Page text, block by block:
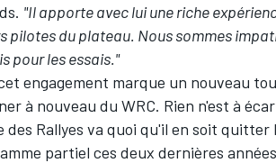
"Il apporte avec lui une riche
pilotes du plateau. Nous sommes
pour les essais."
engagement marque un nouveau
à nouveau du WRC. Rien n'est à
des Rallyes va quoi qu'il en soit
partiel ces deux dernières